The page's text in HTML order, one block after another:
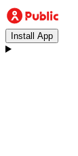
Install App